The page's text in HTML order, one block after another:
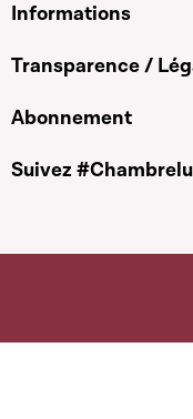
Informations
Transparence /
Abonnement
Suivez